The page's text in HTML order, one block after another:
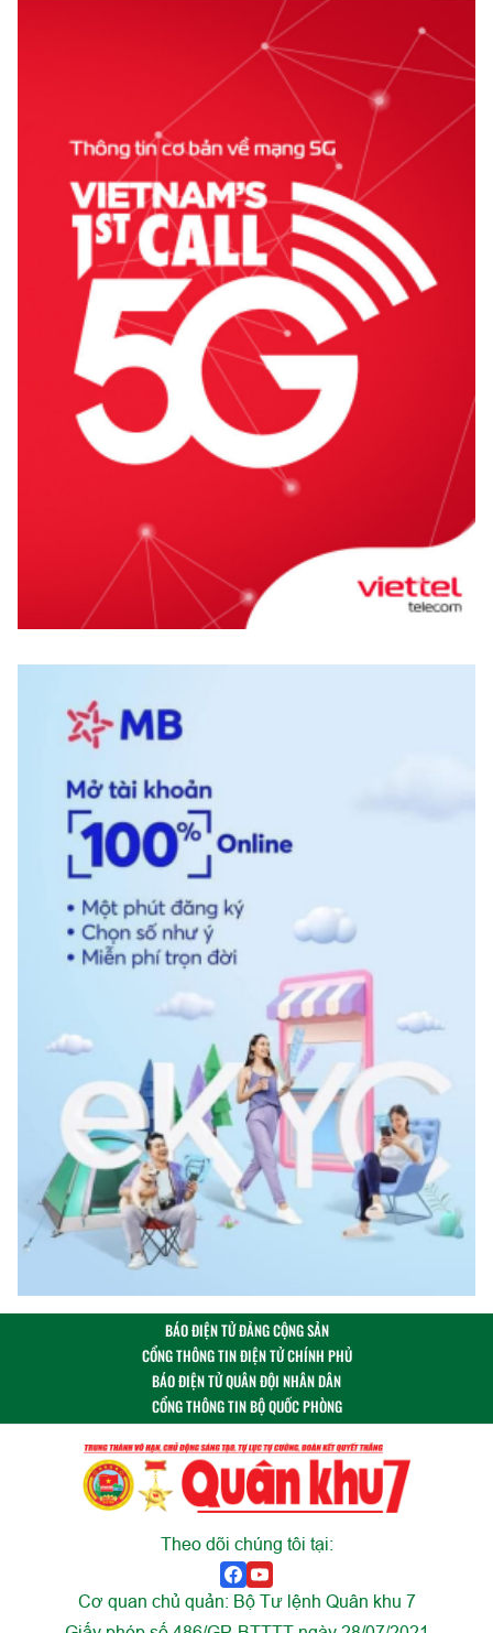
BÁO ĐIỆN TỬ ĐẢNG CỘNG SẢN
CỔNG THÔNG TIN ĐIỆN TỬ CHÍNH PHỦ
BÁO ĐIỆN TỬ QUÂN ĐỘI NHÂN DÂN
CỔNG THÔNG TIN BỘ QUỐC PHÒNG
Theo dõi chúng tôi tại:
Cơ quan chủ quản: Bộ Tư lệnh Quân khu 7